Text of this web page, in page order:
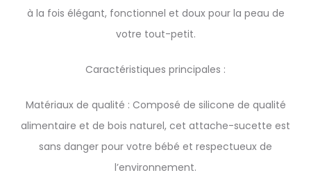
à la fois élégant, fonctionnel et doux pour la peau de
votre tout-petit.
Caractéristiques principales :
Matériaux de qualité : Composé de silicone de qualité
alimentaire et de bois naturel, cet attache-sucette est
sans danger pour votre bébé et respectueux de
l’environnement.